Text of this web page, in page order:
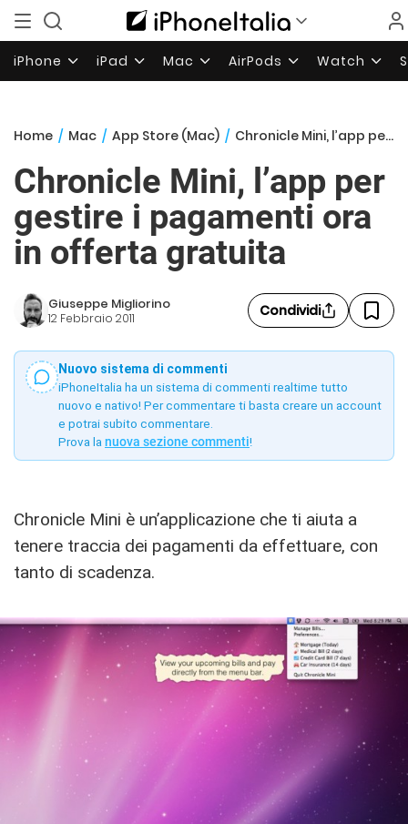
iPhone iPad Mac AirPods Watch
Home / Mac / App Store (Mac) / Chronicle Mini, l’app per gestire i pagamenti ora in offerta gratuita
Chronicle Mini, l’app per
gestire i pagamenti ora
in offerta gratuita
Giuseppe Migliorino
12 Febbraio 2011 Condividi
Nuovo sistema di commenti
iPhoneItalia ha un sistema di commenti realtime tutto
nuovo e nativo! Per commentare ti basta creare un account
e potrai subito commentare.
Prova la nuova sezione commenti!
Chronicle Mini è un’applicazione che ti aiuta a
tenere traccia dei pagamenti da effettuare, con
tanto di scadenza.